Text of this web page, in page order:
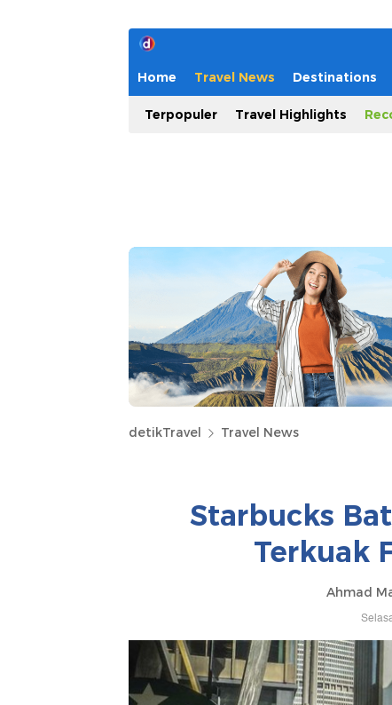
Home Travel News Destinations
Terpopuler Travel Highlights
detikTravel Travel News
Starbucks
Terkuak
Ahmad